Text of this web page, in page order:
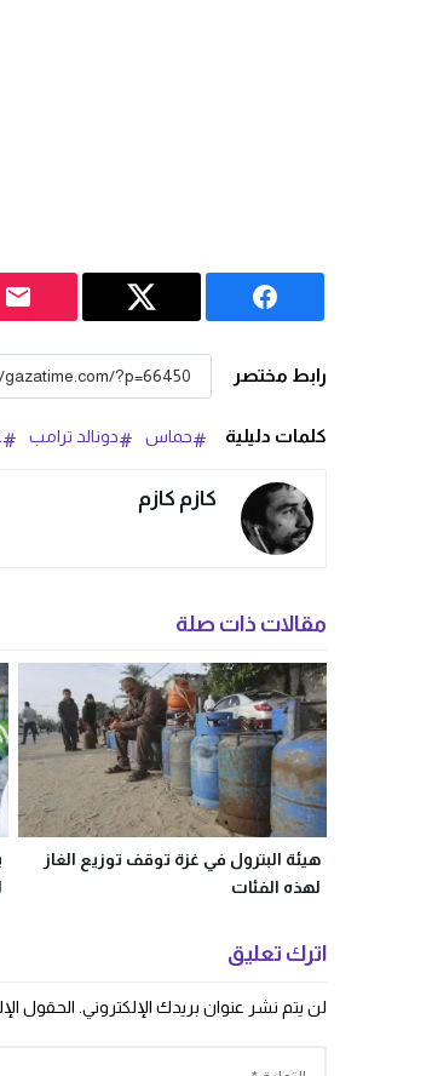
رابط مختصر
كلمات دليلية حماس دونالد ترامب
كازم كازم
مقالات ذات صلة
هيئة البترول في غزة توقف توزيع الغاز
لهذه الفئات
اترك تعليق
لن يتم نشر عنوان بريدك الإلكتروني. الحقول